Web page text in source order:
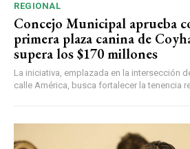
REGIONAL
Concejo Municipal aprueba
primera plaza canina de
supera los $170 millones
La iniciativa, emplazada en la intersección
calle América, busca fortalecer la tenencia